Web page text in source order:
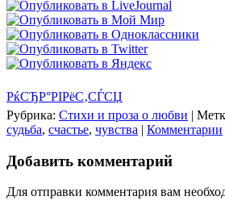
РќСЂР°РІРёС‚СЃСЏ
Рубрика: Стихи и проза о любви |
судьба, счастье, чувства | Комментарии
Добавить комментарий
Для отправки комментария вам